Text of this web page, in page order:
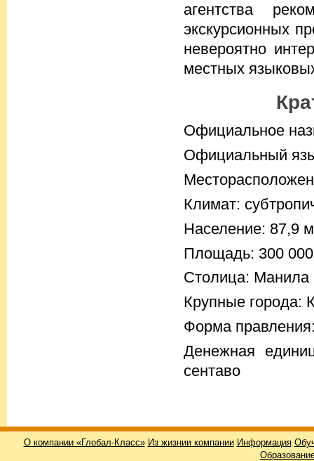
агентства
экскурсионных
невероятно
местных
Официальное
Официальный
Климат:
Население: 87,9
Площадь: 300 000
Столица: Манила
Крупные города:
Форма
Денежная
сентаво
О компании «Глобал-Класс» Из жизнии компании Информация